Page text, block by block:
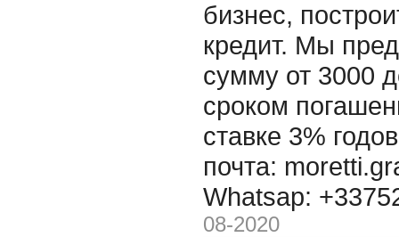
бизнес,
кредит. Мы
сумму от 3000
сроком
ставке 3%
почта:
Whatsap:
08-2020